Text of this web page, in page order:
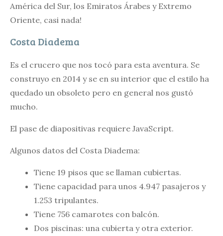
América del Sur, los Emiratos Árabes y Extremo
Oriente, casi nada!
Costa Diadema
Es el crucero que nos tocó para esta aventura. Se
construyo en 2014 y se en su interior que el estilo ha
quedado un obsoleto pero en general nos gustó
mucho.
El pase de diapositivas requiere JavaScript.
Algunos datos del Costa Diadema:
Tiene 19 pisos que se llaman cubiertas.
Tiene capacidad para unos 4.947 pasajeros y
1.253 tripulantes.
Tiene 756 camarotes con balcón.
Dos piscinas: una cubierta y otra exterior.